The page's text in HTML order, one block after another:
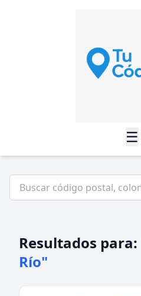
☰
Resultados para:
Río"